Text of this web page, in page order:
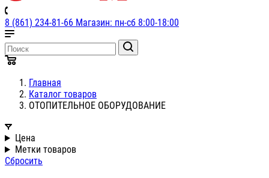
8 (861) 234-81-66 Магазин: пн-сб 8:00-18:00
Главная
Каталог товаров
ОТОПИТЕЛЬНОЕ ОБОРУДОВАНИЕ
Цена
Метки товаров
Сбросить